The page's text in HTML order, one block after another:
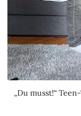
„Du musst!“